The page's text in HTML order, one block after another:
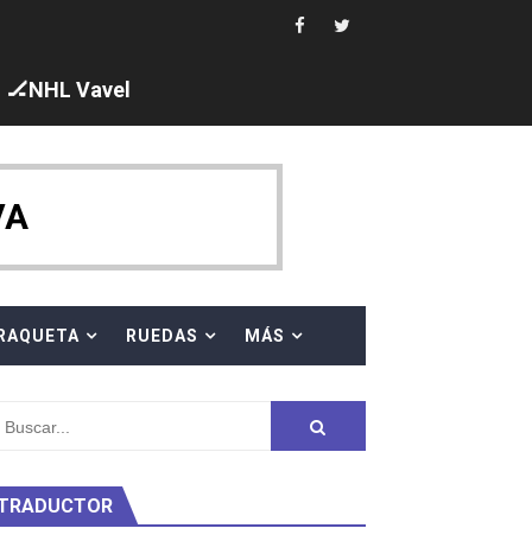
Taddeucci. Ángela Martínez 5ª en 10km
dominan el Europeo
🏒NHL Vavel
RAQUETA RUEDAS MÁS